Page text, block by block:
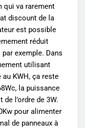
qui va rarement
discount de la
est possible
réduit
exemple. Dans
utilisant
KWH, ça reste
la puissance
l’ordre de 3W.
pour alimenter
de panneaux à